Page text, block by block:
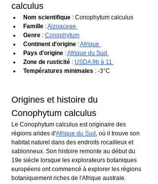
calculus
Nom scientifique : Conophytum calculus
Famille : Aizoaceae
Genre : Conophytum
Continent d'origine : Afrique
Pays d'origine : Afrique du Sud
Zone de rusticité : USDA 9b à 11
Températures minimales : -3°C
Origines et histoire du
Conophytum calculus
Le Conophytum calculus est originaire des
régions arides d'Afrique du Sud , où il trouve son
habitat naturel dans des endroits rocailleux et
sablonneux. Son histoire remonte au début du
19e siècle lorsque les explorateurs botaniques
européens ont commencé à explorer les régions
botaniquement riches de l'Afrique australe.